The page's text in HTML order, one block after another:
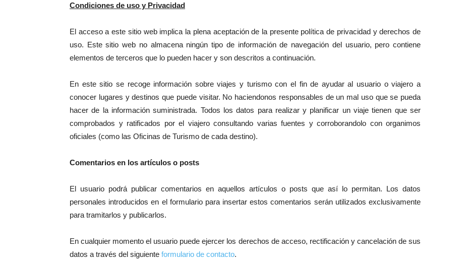
Condiciones de uso y Privacidad
El acceso a este sitio web implica la plena aceptación de la presente política de privacidad y derechos de
uso. Este sitio web no almacena ningún tipo de información de navegación del usuario, pero contiene
elementos de terceros que lo pueden hacer y son descritos a continuación.
En este sitio se recoge información sobre viajes y turismo con el fin de ayudar al usuario o viajero a
conocer lugares y destinos que puede visitar. No haciendonos responsables de un mal uso que se pueda
hacer de la información suministrada. Todos los datos para realizar y planificar un viaje tienen que ser
comprobados y ratificados por el viajero consultando varias fuentes y corroborandolo con organimos
oficiales (como las Oficinas de Turismo de cada destino).
Comentarios en los artículos o posts
El usuario podrá publicar comentarios en aquellos artículos o posts que así lo permitan. Los datos
personales introducidos en el formulario para insertar estos comentarios serán utilizados exclusivamente
para tramitarlos y publicarlos.
En cualquier momento el usuario puede ejercer los derechos de acceso, rectificación y cancelación de sus
datos a través del siguiente formulario de contacto.